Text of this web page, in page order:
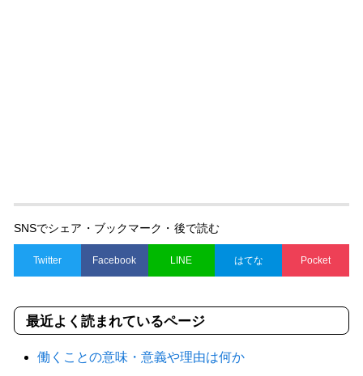
SNSでシェア・ブックマーク・後で読む
Twitter Facebook LINE はてな Pocket
最近よく読まれているページ
働くことの意味・意義や理由は何か